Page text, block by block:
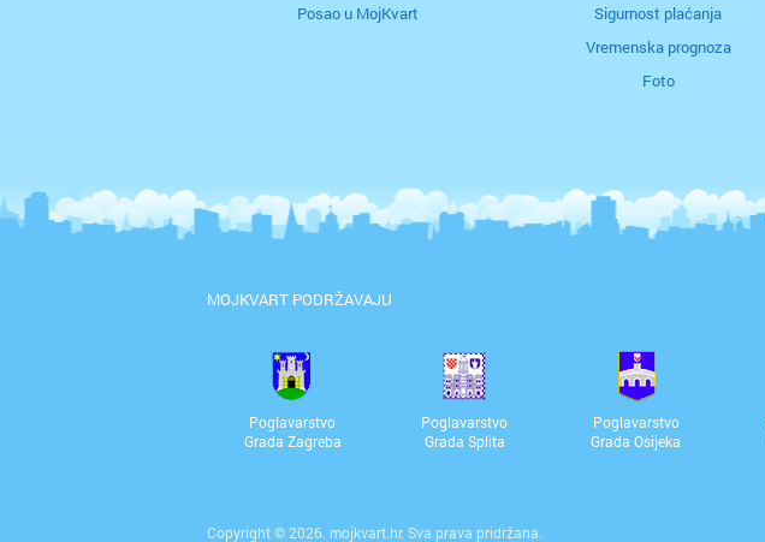
Posao u MojKvart
Sigurnost plaćanja
Vremenska prognoza
Foto
MOJKVART PODRŽAVAJU
Poglavarstvo
Grada Zagreba
Poglavarstvo
Grada Splita
Poglavarstvo
Grada Osijeka
Copyright © 2026. mojkvart.hr. Sva prava pridržana.